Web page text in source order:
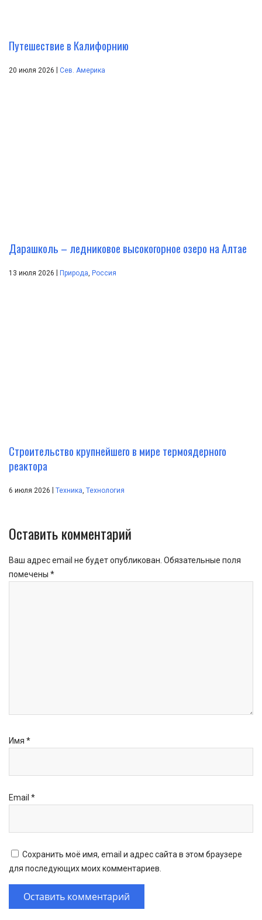
Путешествие в Калифорнию
20 июля 2026 Сев. Америка
Дарашколь – ледниковое высокогорное озеро на Алтае
13 июля 2026 Природа, Россия
Строительство крупнейшего в мире термоядерного
реактора
6 июля 2026 Техника, Технология
Оставить комментарий
Ваш адрес email не будет опубликован. Обязательные поля
помечены *
Имя *
Email *
Сохранить моё имя, email и адрес сайта в этом браузере
для последующих моих комментариев.